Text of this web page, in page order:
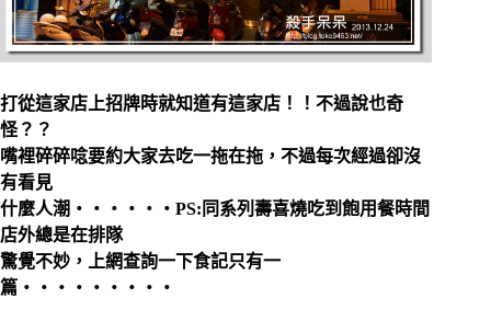
打從這家店上招牌時就知道有這家店！！不過說也奇
怪？？
嘴裡碎碎唸要約大家去吃一拖在拖，不過每次經過卻沒
有看見
什麼人潮‧‧‧‧‧‧PS:同系列壽喜燒吃到飽用餐時間
店外總是在排隊
驚覺不妙，上網查詢一下食記只有一
篇‧‧‧‧‧‧‧‧‧